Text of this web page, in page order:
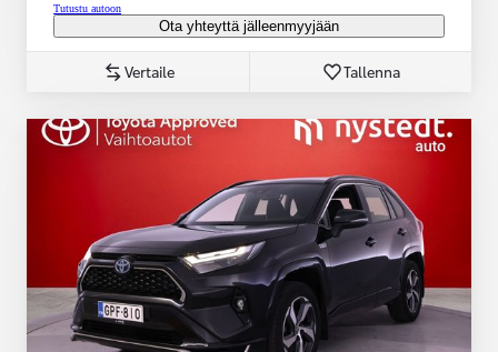
Tutustu autoon
Ota yhteyttä jälleenmyyjään
Vertaile Tallenna